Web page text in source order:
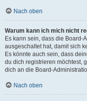
Nach oben
Warum kann ich mich nicht
Es kann sein, dass die Board-
ausgeschaltet hat, damit sich
Es könnte auch sein, dass
du dich registrieren möchtest,
dich an die Board-
Nach oben